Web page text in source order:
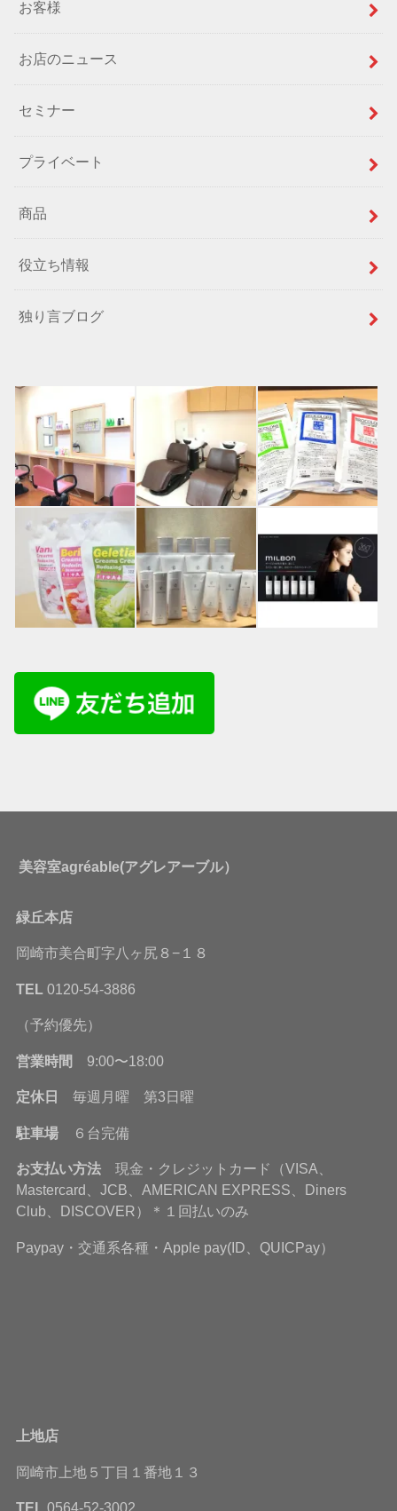
お客様
お店のニュース
セミナー
プライベート
商品
役立ち情報
独り言ブログ
美容室agréable(アグレアーブル）
緑丘本店
岡崎市美合町字八ヶ尻８−１８
TEL 0120-54-3886
（予約優先）
営業時間 9:00〜18:00
定休日 毎週月曜 第3日曜
駐車場 ６台完備
お支払い方法現金・クレジットカード（VISA、
Mastercard、JCB、AMERICAN EXPRESS、Diners
Club、DISCOVER）＊１回払いのみ
Paypay・交通系各種・Apple pay(ID、QUICPay）
上地店
岡崎市上地５丁目１番地１３
TEL 0564-52-3002